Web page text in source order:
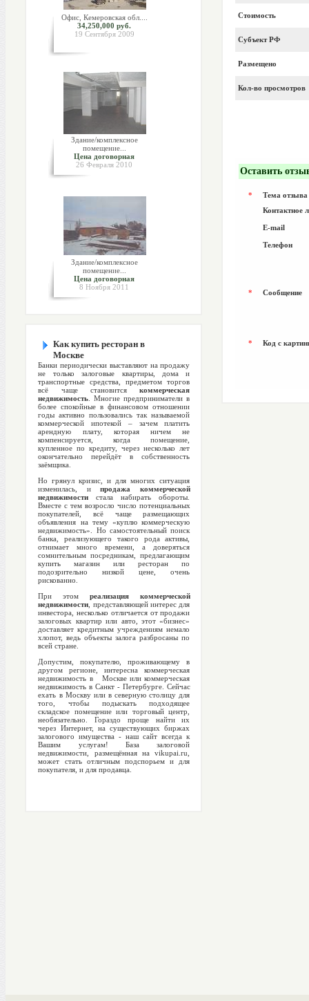
Офис, Кемеровская обл....
34,250,000 руб.
19 Сентября 2009
Здание/комплексное
помещение...
Цена договорная
26 Февраля 2010
Здание/комплексное
помещение...
Цена договорная
8 Ноября 2011
Как купить ресторан в
Москве
Банки периодически выставляют на продажу
не только залоговые квартиры, дома и
транспортные средства, предметом торгов
всё чаще становитсякоммерческая
недвижимость . Многие предприниматели в
более спокойные в финансовом отношении
годы активно пользовались так называемой
коммерческой ипотекой – зачем платить
арендную плату, которая ничем не
компенсируется, когда помещение,
купленное по кредиту, через несколько лет
окончательно перейдёт в собственность
заёмщика.
Но грянул кризис, и для многих ситуация
изменилась, ипродажа коммерческой
недвижимости стала набирать обороты.
Вместе с тем возросло число потенциальных
покупателей, всё чаще размещающих
объявления на тему «куплю коммерческую
недвижимость». Но самостоятельный поиск
банка, реализующего такого рода активы,
отнимает много времени, а доверяться
сомнительным посредникам, предлагающим
купить магазин или ресторан по
подозрительно низкой цене, очень
рискованно.
При этом реализация коммерческой
недвижимости , представляющей интерес для
инвестора, несколько отличается от продажи
залоговых квартир или авто, этот «бизнес»
доставляет кредитным учреждениям немало
хлопот, ведь объекты залога разбросаны по
всей стране.
Допустим, покупателю, проживающему в
другом регионе, интересна коммерческая
недвижимость в Москве или коммерческая
недвижимость в Санкт - Петербурге. Сейчас
ехать в Москву или в северную столицу для
того, чтобы подыскать подходящее
складское помещение или торговый центр,
необязательно. Гораздо проще найти их
через Интернет, на существующих биржах
залогового имущества - наш сайт всегда к
Вашим услугам! База залоговой
недвижимости, размещённая на vikupai.ru,
может стать отличным подспорьем и для
покупателя, и для продавца.
Стоимость
Субъект РФ
Размещено
Кол-во просмотров
Оставить
*
Тема отзыва
Контактное
E-mail
Телефон
* Сообщение
* Код с